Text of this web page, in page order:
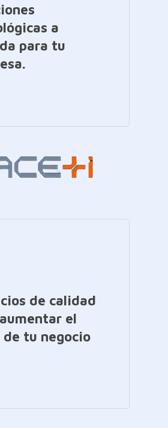
a
para tu
de calidad
el
tu negocio